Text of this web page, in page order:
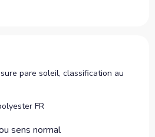
pare soleil, classification au
FR
sens normal